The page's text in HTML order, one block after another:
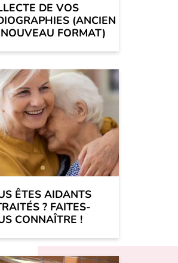
DE VOS
(ANCIEN
FORMAT)
ÊTES AIDANTS
? FAITES-
CONNAÎTRE !